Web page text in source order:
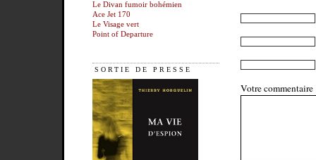
Le Divan fumoir bohémien
Ace Jet 170
Le Visage vert
Point of Departure
SORTIE DE PRESSE
Votre commentaire